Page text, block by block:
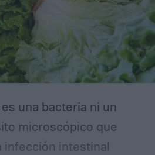
una bacteria ni un
microscópico que
infección intestinal